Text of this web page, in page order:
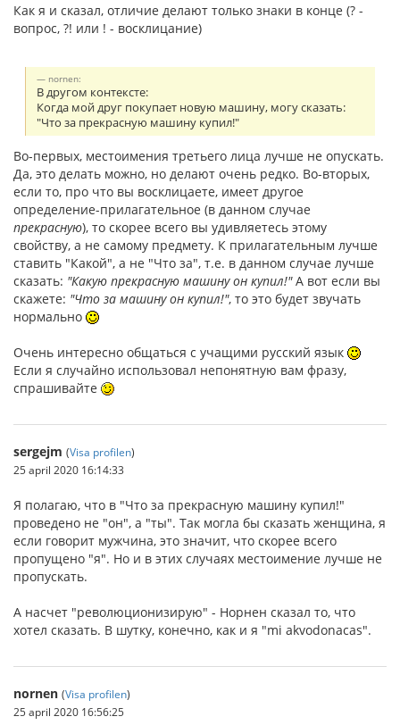
Как я и сказал, отличие делают только знаки в конце (? -
вопрос, ?! или ! - восклицание)
nornen:
В другом контексте:
Когда мой друг покупает новую машину, могу сказать:
"Что за прекрасную машину купил!"
Во-первых, местоимения третьего лица лучше не опускать.
Да, это делать можно, но делают очень редко. Во-вторых,
если то, про что вы восклицаете, имеет другое
определение-прилагательное (в данном случае
прекрасную), то скорее всего вы удивляетесь этому
свойству, а не самому предмету. К прилагательным лучше
ставить "Какой", а не "Что за", т.е. в данном случае лучше
сказать: "Какую прекрасную машину он купил!"А вот если вы
скажете: "Что за машину он купил!", то это будет звучать
нормально
Очень интересно общаться с учащими русский язык
Если я случайно использовал непонятную вам фразу,
спрашивайте
sergejm (Visa profilen)
25 april 2020 16:14:33
Я полагаю, что в "Что за прекрасную машину купил!"
проведено не "он", а "ты". Так могла бы сказать женщина, я
если говорит мужчина, это значит, что скорее всего
пропущено "я". Но и в этих случаях местоимение лучше не
пропускать.
А насчет "революционизирую" - Норнен сказал то, что
хотел сказать. В шутку, конечно, как и я "mi akvodonacas".
nornen (Visa profilen)
25 april 2020 16:56:25